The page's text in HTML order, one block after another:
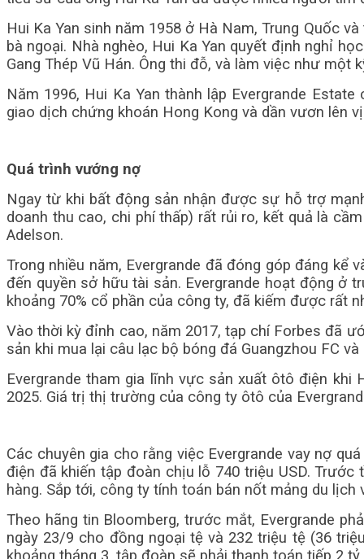
Hui Ka Yan sinh năm 1958 ở Hà Nam, Trung Quốc
bà ngoại. Nhà nghèo, Hui Ka Yan quyết định nghỉ
Gang Thép Vũ Hán. Ông thi đỗ, và làm việc như một
Năm 1996, Hui Ka Yan thành lập Evergrande
giao dịch chứng khoán Hong Kong và dần vươn lên
Quá trình vướng nợ
Ngay từ khi bất động sản nhận được sự hỗ trợ
doanh thu cao, chi phí thấp) rất rủi ro, kết quả là
Adelson.
Trong nhiều năm, Evergrande đã đóng góp đáng kể
đến quyền sở hữu tài sản. Evergrande hoạt động ở
khoảng 70% cổ phần của công ty, đã kiếm được rất
Vào thời kỳ đỉnh cao, năm 2017, tạp chí Forbes đã
sản khi mua lại câu lạc bộ bóng đá Guangzhou FC
Evergrande tham gia lĩnh vực sản xuất ôtô điện
2025. Giá trị thị trường của công ty ôtô của
Các chuyên gia cho rằng việc Evergrande vay nợ
điện đã khiến tập đoàn chịu lỗ 740 triệu USD.
hàng. Sắp tới, công ty tính toán bán nốt mảng du lịch
Theo hãng tin Bloomberg, trước mắt, Evergrande
ngày 23/9 cho đồng ngoại tệ và 232 triệu tệ (36